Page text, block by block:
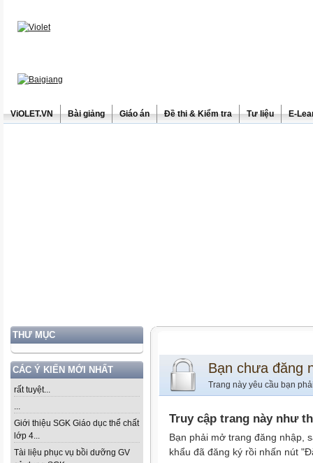
ViOLET.VN Bài giảng Giáo án Đề thi & Kiểm tra Tư liệu E-
THƯ MỤC
CÁC Ý KIẾN MỚI NHẤT
rất tuyệt...
...
Giới thiệu SGK Giáo dục thể chất
lớp 4...
Tài liệu phục vụ bồi dưỡng GV
Bạn chưa đăng
Trang này yêu cầu bạn
Truy cập trang này như
Bạn phải mở trang đăng nhập,
khẩu đã đăng ký rồi nhấn nút